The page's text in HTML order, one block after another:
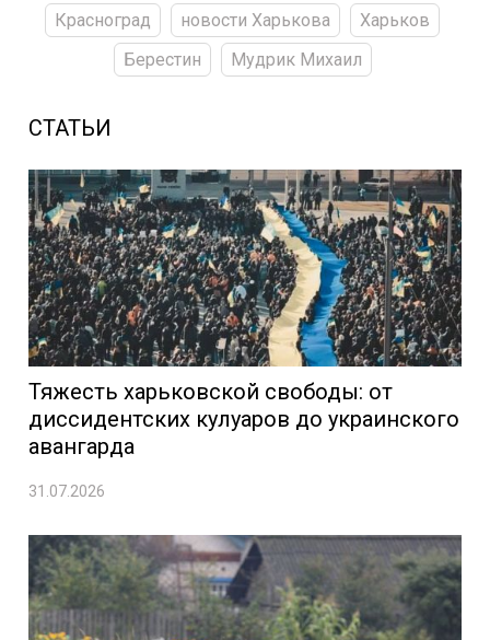
Красноград новости Харькова
Харьков
Берестин
Мудрик Михаил
СТАТЬИ
Тяжесть харьковской свободы: от
диссидентских кулуаров до украинского
авангарда
31.07.2026